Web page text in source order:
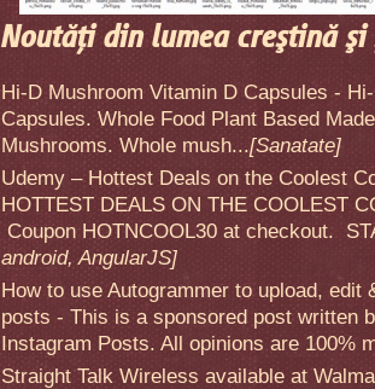
Noutăţi din lumea creştină
Hi-D Mushroom Vitamin D Capsules -
Capsules. Whole Food Plant Based
Mushrooms. Whole mush...[Sanatate]
Udemy – Hottest Deals on the Coolest
HOTTEST DEALS ON THE COOLEST
Coupon HOTNCOOL30 at checkout.
android, AngularJS]
How to use Autogrammer to upload, edit
posts - This is a sponsored post written
Instagram Posts. All opinions are 100%
Straight Talk Wireless available at